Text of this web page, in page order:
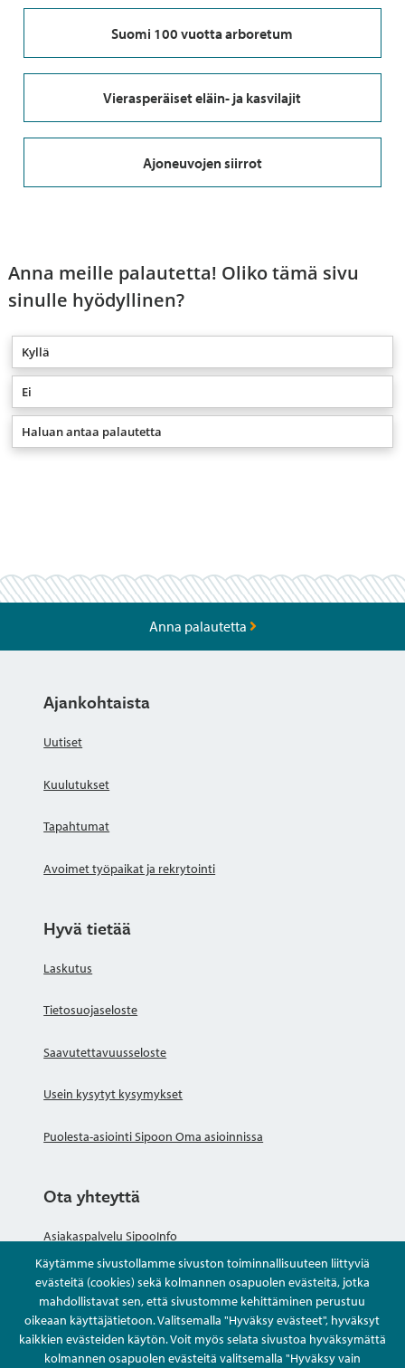
Suomi 100 vuotta arboretum
Vierasperäiset eläin- ja kasvilajit
Ajoneuvojen siirrot
Anna meille palautetta! Oliko tämä sivu
sinulle hyödyllinen?
Kyllä
Ei
Haluan antaa palautetta
Käytämme sivustollamme sivuston toiminnallisuuteen liittyviä
evästeitä (cookies) sekä kolmannen osapuolen evästeitä, jotka
mahdollistavat sen, että sivustomme kehittäminen perustuu
oikeaan käyttäjätietoon. Valitsemalla "Hyväksy evästeet", hyväksyt
kaikkien evästeiden käytön. Voit myös selata sivustoa hyväksymättä
kolmannen osapuolen evästeitä valitsemalla "Hyväksy vain
Anna palautetta
Ajankohtaista
Uutiset
Kuulutukset
Tapahtumat
Avoimet työpaikat ja rekrytointi
Hyvä tietää
Laskutus
Tietosuojaseloste
Saavutettavuusseloste
Usein kysytyt kysymykset
Puolesta-asiointi Sipoon Oma asioinnissa
Ota yhteyttä
Asiakaspalvelu SipooInfo
Anna palautetta nimettömästi
Kysy tai asioi
Yhteystiedot